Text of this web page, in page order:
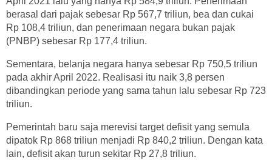
berasal dari pajak sebesar Rp 567,7 triliun, bea dan cukai
Rp 108,4 triliun, dan penerimaan negara bukan pajak
(PNBP) sebesar Rp 177,4 triliun.
Sementara, belanja negara hanya sebesar Rp 750,5 triliun
pada akhir April 2022. Realisasi itu naik 3,8 persen
dibandingkan periode yang sama tahun lalu sebesar Rp 723
triliun.
Pemerintah baru saja merevisi target defisit yang semula
dipatok Rp 868 triliun menjadi Rp 840,2 triliun. Dengan kata
lain, defisit akan turun sekitar Rp 27,8 triliun.